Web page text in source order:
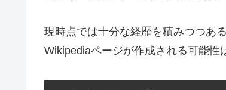
現時点では十分な経歴を積みつつあ
Wikipediaページが作成される可能性